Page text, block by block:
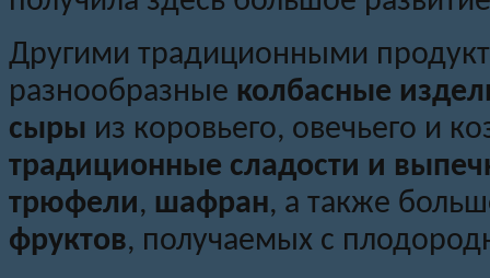
Другими традиционными
разнообразные колбасные
сыры из коровьего, овечьего и
традиционные сладости и
трюфели, шафран, а также
фруктов, получаемых с